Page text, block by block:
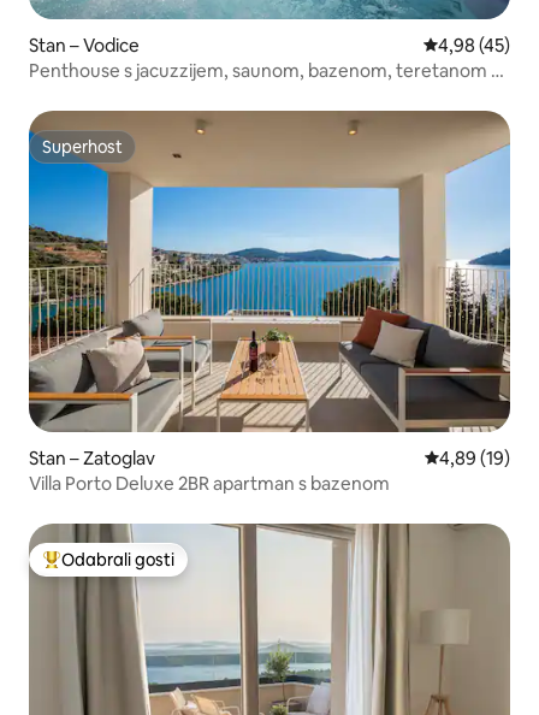
Stan – Vodice Prosječna
4,98 (45)
Penthouse s jacuzzijem, saunom, bazenom, teretanom -
Superhost
Superhost
Stan – Zatoglav Prosječna
4,89 (19)
Villa Porto Deluxe 2BR apartman s bazenom
Među najviše rangiranima s oznakom „Odabrali gosti”
Odabrali gosti